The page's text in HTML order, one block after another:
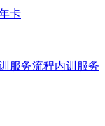
卡
服务流程内训服务